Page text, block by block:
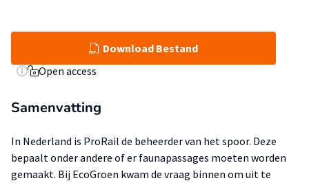
Download Bestand
Open access
Samenvatting
In Nederland is ProRail de beheerder van het spoor. Deze
bepaalt onder andere of er faunapassages moeten worden
gemaakt. Bij EcoGroen kwam de vraag binnen om uit te